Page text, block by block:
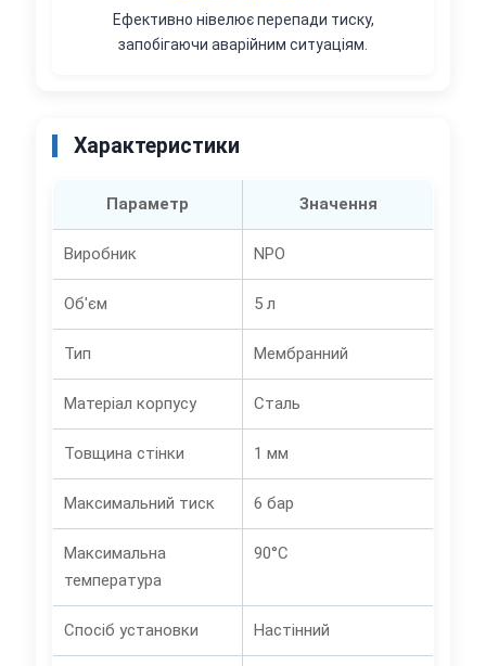
Ефективно нівелює перепади тиску,
запобігаючи аварійним ситуаціям.
Характеристики
Параметр Значення
Виробник NPO
Об'єм 5 л
Тип Мембранний
Матеріал корпусу Сталь
Товщина стінки 1 мм
Максимальний тиск 6 бар
Максимальна
температура
90°C
Спосіб установки Настінний